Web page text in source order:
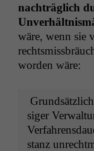
nachträglich
wäre, wenn sie
wor­den wäre:
siger
stanz